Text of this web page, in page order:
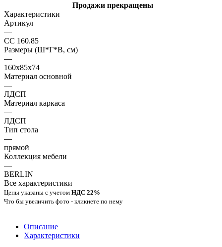
Продажи прекращены
Характеристики
Артикул
—
СС 160.85
Размеры (Ш*Г*В, см)
—
160x85x74
Материал основной
—
ЛДСП
Материал каркаса
—
ЛДСП
Тип стола
—
прямой
Коллекция мебели
—
BERLIN
Все характеристики
Цены указаны с учетом НДС 22%
Что бы увеличить фото - кликнете по нему
Описание
Характеристики